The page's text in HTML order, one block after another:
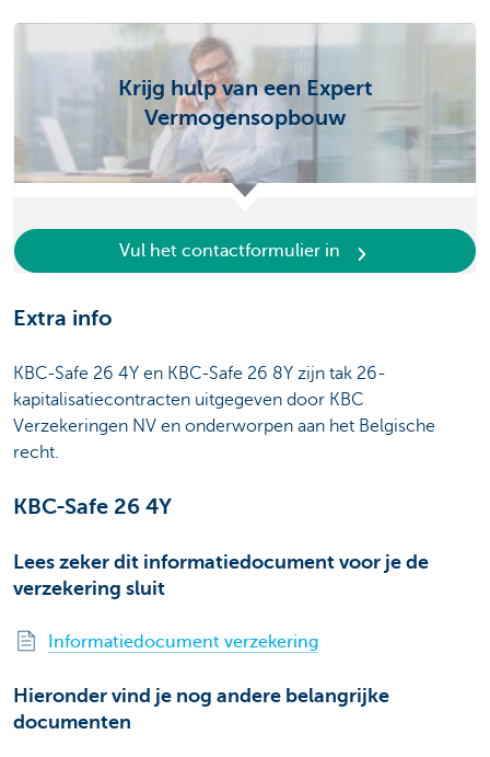
Krijg hulp van een Expert
Vermogensopbouw
Vul het contactformulier in
Extra info
KBC-Safe 26 4Y en KBC-Safe 26 8Y zijn tak 26‐
kapitalisatiecontracten uitgegeven door KBC
Verzekeringen NV en onderworpen aan het Belgische
recht.
KBC-Safe 26 4Y
Lees zeker dit informatiedocument voor je de
verzekering sluit
Informatiedocument verzekering
Hieronder vind je nog andere belangrijke
documenten